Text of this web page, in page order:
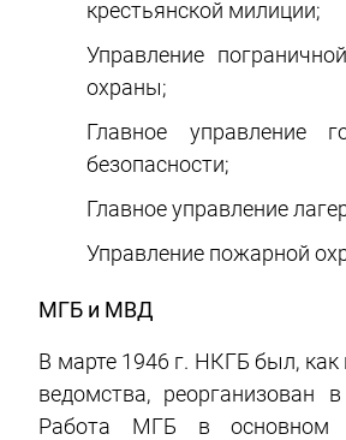
крестьянской милиции;
Управление
охраны;
Главное управление
безопасности;
Главное управление
Управление пожарной
МГБ и МВД
В марте 1946 г. НКГБ был, как
ведомства, реорганизован
Работа МГБ в основном